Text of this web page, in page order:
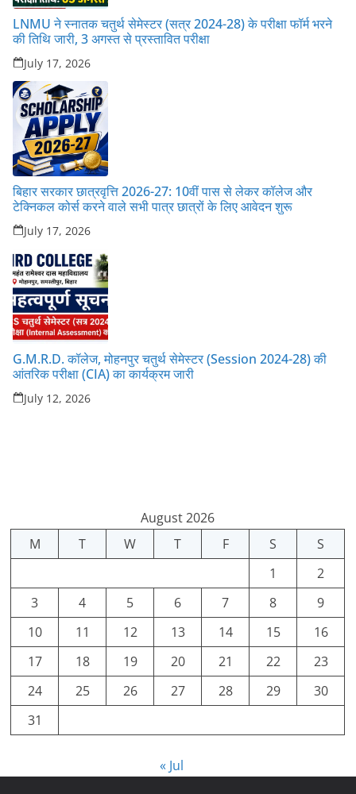
LNMU ने स्नातक चतुर्थ सेमेस्टर (सत्र 2024-28) के परीक्षा फॉर्म भरने
की तिथि जारी, 3 अगस्त से प्रस्तावित परीक्षा
July 17, 2026
बिहार सरकार छात्रवृत्ति 2026-27: 10वीं पास से लेकर कॉलेज और
टेक्निकल कोर्स करने वाले सभी पात्र छात्रों के लिए आवेदन शुरू
July 17, 2026
G.M.R.D. कॉलेज, मोहनपुर चतुर्थ सेमेस्टर (Session 2024-28) की
आंतरिक परीक्षा (CIA) का कार्यक्रम जारी
July 12, 2026
August 2026
M
T W T F S
S
1
2
3
4 5 6 7 8
9
10
11 12 13 14 15
16
17
18 19 20 21 22
23
24
25 26 27 28 29
30
31
« Jul